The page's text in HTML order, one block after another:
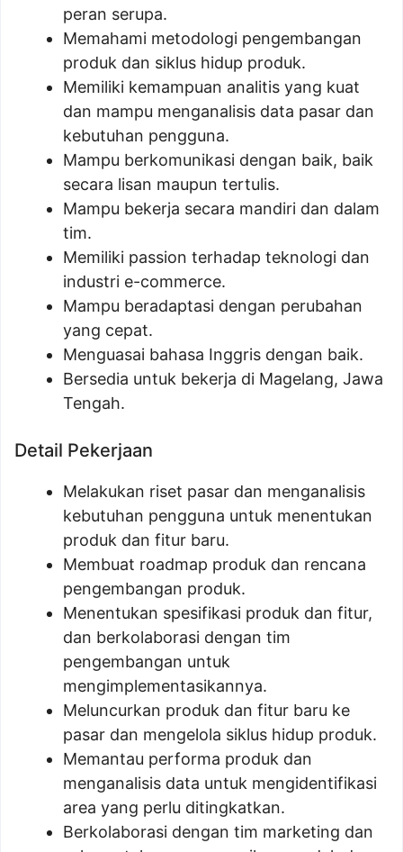
peran serupa.
Memahami metodologi pengembangan
produk dan siklus hidup produk.
Memiliki kemampuan analitis yang kuat
dan mampu menganalisis data pasar dan
kebutuhan pengguna.
Mampu berkomunikasi dengan baik, baik
secara lisan maupun tertulis.
Mampu bekerja secara mandiri dan dalam
tim.
Memiliki passion terhadap teknologi dan
industri e-commerce.
Mampu beradaptasi dengan perubahan
yang cepat.
Menguasai bahasa Inggris dengan baik.
Bersedia untuk bekerja di Magelang, Jawa
Tengah.
Detail Pekerjaan
Melakukan riset pasar dan menganalisis
kebutuhan pengguna untuk menentukan
produk dan fitur baru.
Membuat roadmap produk dan rencana
pengembangan produk.
Menentukan spesifikasi produk dan fitur,
dan berkolaborasi dengan tim
pengembangan untuk
mengimplementasikannya.
Meluncurkan produk dan fitur baru ke
pasar dan mengelola siklus hidup produk.
Memantau performa produk dan
menganalisis data untuk mengidentifikasi
area yang perlu ditingkatkan.
Berkolaborasi dengan tim marketing dan